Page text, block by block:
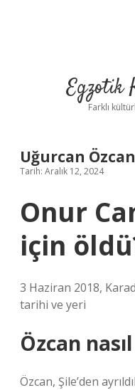
Egzotik
Farklı
Uğurcan
Tarih: Aralık 12, 2024
Onur
için
3 Haziran 2018,
tarihi ve yeri
Özcan
Özcan, Şile’den